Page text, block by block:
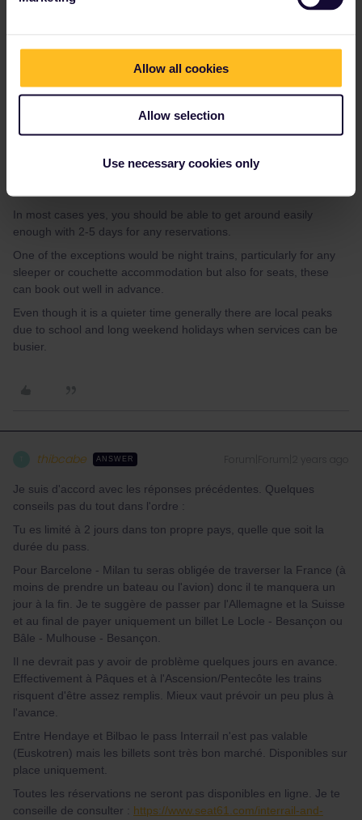
Allow all cookies
Allow selection
Use necessary cookies only
Please ask questions in the community and not via a
private message. That's the quickest way to get a
response. I don't work for Eurail/Interrail.
In most cases yes, you should be able to get around easily
enough with 2-5 days for any reservations.
One of the exceptions would be night trains, particularly for any
sleeper or couchette accommodation but also for seats, these
can book out well in advance.
Even though it is a quieter time generally there are local peaks
due to school and long weekend holidays when services can be
busier.
thibcabe ANSWER
Je suis d'accord avec les réponses précédentes. Quelques
conseils pas du tout dans l'ordre :
Tu es limité à 2 jours dans ton propre pays, quelle que soit la
durée du pass.
Pour Barcelone - Milan tu seras obligée de traverser la France (à
moins de prendre un bateau ou l'avion) donc il te manquera un
jour à la fin. Je te suggère de passer par l'Allemagne et la Suisse
et au final de payer uniquement un billet Le Locle - Besançon ou
Bâle - Mulhouse - Besançon.
Il ne devrait pas y avoir de problème quelques jours en avance.
Effectivement à Pâques et à l'Ascension/Pentecôte les trains
risquent d'être assez remplis. Mieux vaut prévoir un peu plus à
l'avance.
Entre Hendaye et Bilbao le pass Interrail n'est pas valable
(Euskotren) mais les billets sont très bon marché. Disponibles sur
place uniquement.
Toutes les réservations ne seront pas disponibles en ligne. Je te
conseille de consulter : https://www.seat61.com/interrail-and-